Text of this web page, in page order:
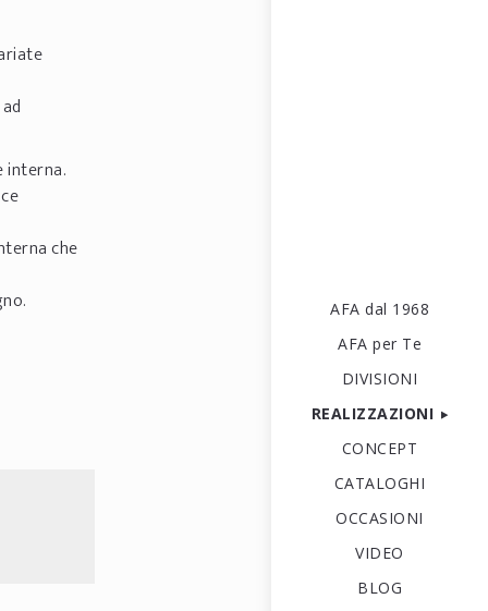
AFA dal 1968
AFA per Te
DIVISIONI
REALIZZAZIONI
CONCEPT
CATALOGHI
OCCASIONI
VIDEO
BLOG
interna.
che